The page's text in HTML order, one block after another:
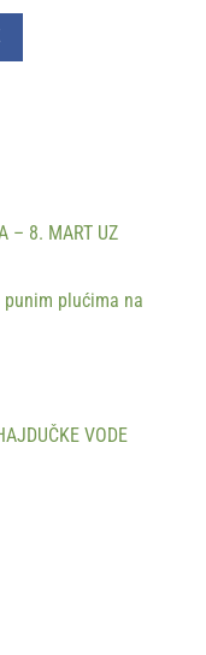
– 8. MART UZ
plućima na
VODE